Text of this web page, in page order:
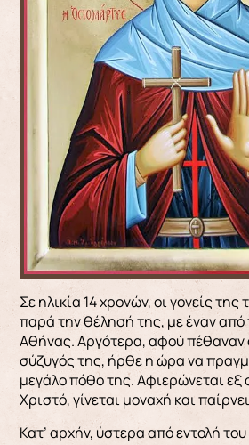
Σε ηλικία 14 χρονών, οι γονείς
παρά την θέλησή της, με έναν από
Αθήνας. Αργότερα, αφού πέθαναν
σύζυγός της, ήρθε η ώρα να
μεγάλο πόθο της. Αφιερώνεται εξ
Χριστό, γίνεται μοναχή και
Κατ’ αρχήν, ύστερα από εντολή